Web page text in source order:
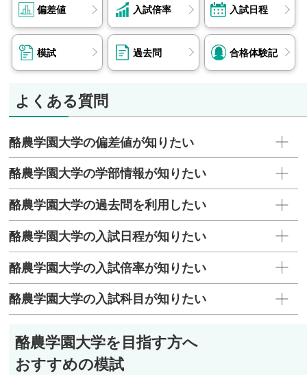
偏差値 入試倍率 入試日程
模試 過去問 合格体験記
よくある質問
酪農学園大学の偏差値が知りたい
酪農学園大学の学部情報が知りたい
酪農学園大学の過去問を利用したい
酪農学園大学の入試日程が知りたい
酪農学園大学の入試倍率が知りたい
酪農学園大学の入試科目が知りたい
酪農学園大学を目指す方へ
おすすめの模試